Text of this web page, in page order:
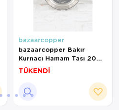
bazaarcopper
bazaarcopper Bakır
Kurnacı Hamam Tası 20
cm El Dövme Nikel
bazaarcopper4054-2
TÜKENDİ